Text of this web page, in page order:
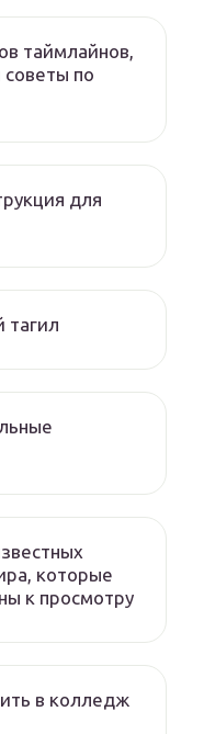
таймлайнов,
по
для
тагил
которые
к просмотру
в колледж